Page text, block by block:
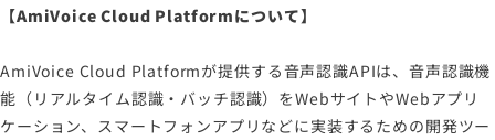
【AmiVoice Cloud Platformについて】
AmiVoice Cloud Platformが提供する音声認識APIは、音声認識機
能（リアルタイム認識・バッチ認識）をWebサイトやWebアプリ
ケーション、スマートフォンアプリなどに実装するための開発ツー